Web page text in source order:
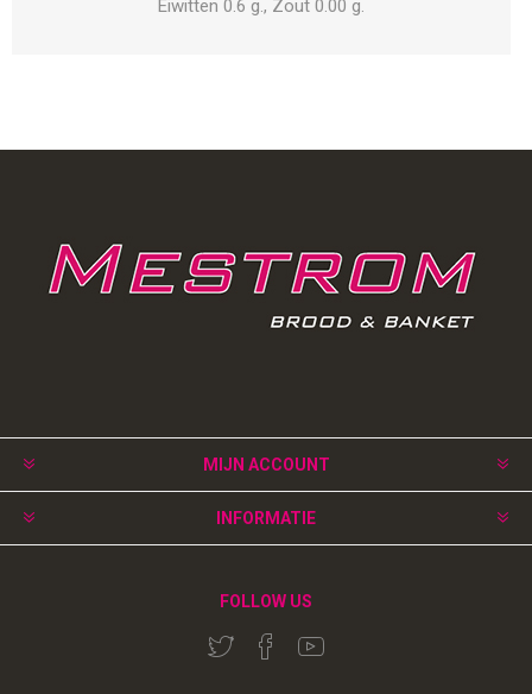
Eiwitten 0.6 g., Zout 0.00 g.
MIJN ACCOUNT
INFORMATIE
FOLLOW US